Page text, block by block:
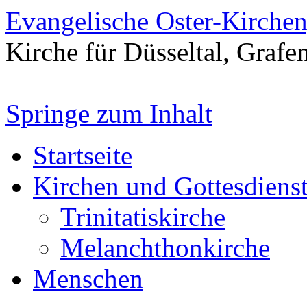
Evangelische Oster-
Kirche für Düsseltal,
Springe zum Inhalt
Startseite
Kirchen und
Trinitatiskirche
Melanchthonkirche
Menschen